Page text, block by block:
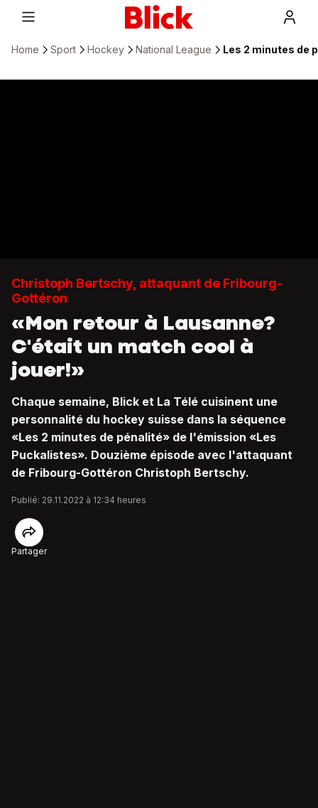
Home Sport Hockey National League Les 2 minutes de
Christoph Bertschy, attaquant de Fribourg-
Gottéron
«Mon retour à Lausanne?
C'était un match cool à
jouer!»
Chaque semaine, Blick et La Télé cuisinent une
personnalité du hockey suisse dans la séquence
«Les 2 minutes de pénalité» de l'émission «Les
Puckalistes». Douzième épisode avec l'attaquant
de Fribourg-Gottéron Christoph Bertschy.
Publié: 29.11.2022 à 12:34 heures
Partager